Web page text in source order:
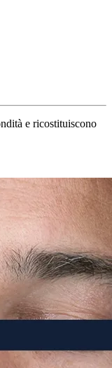
e ricostituiscono